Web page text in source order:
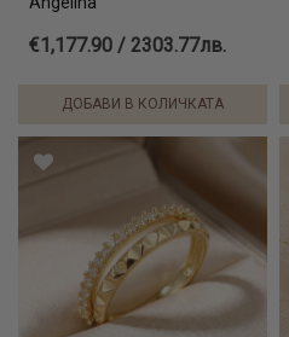
€1,177.90 / 2303.77лв.
ДОБАВИ В КОЛИЧКАТА